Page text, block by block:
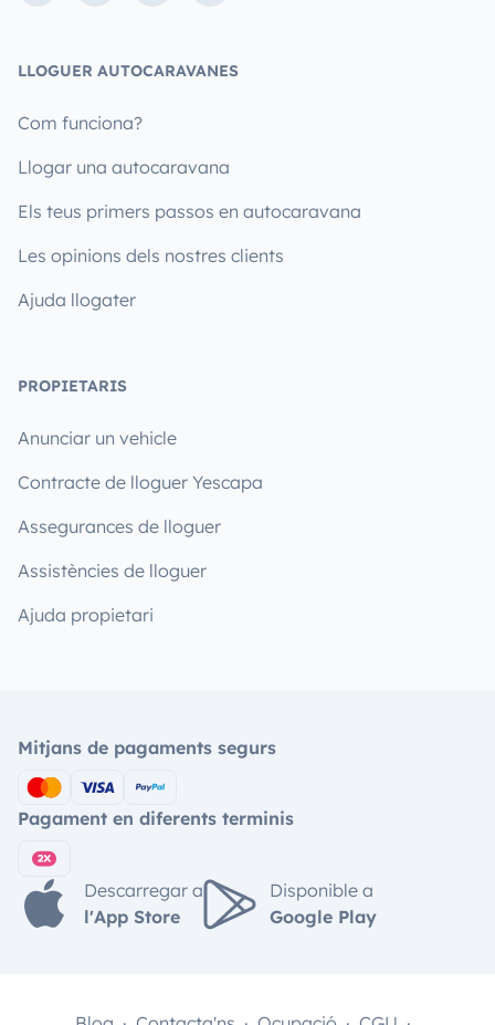
LLOGUER AUTOCARAVANES
Com funciona?
Llogar una autocaravana
Els teus primers passos en autocaravana
Les opinions dels nostres clients
Ajuda llogater
PROPIETARIS
Anunciar un vehicle
Contracte de lloguer Yescapa
Assegurances de lloguer
Assistències de lloguer
Ajuda propietari
Mitjans de pagaments segurs
Pagament en diferents terminis
Descarregar a
l'App Store
Disponible a
Google Play